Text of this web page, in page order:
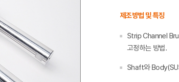
제조방법 및 특징
Strip Channel
고정하는 방법.
Shaft와